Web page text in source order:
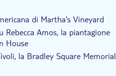
di Martha's Vineyard
Amos, la piantagione
House
la Bradley Square Memorial